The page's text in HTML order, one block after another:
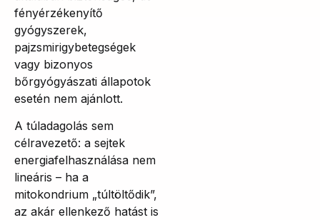
fényérzékenyítő
gyógyszerek,
pajzsmirigybetegségek
vagy bizonyos
bőrgyógyászati állapotok
esetén nem ajánlott.
A túladagolás sem
célravezető: a sejtek
energiafelhasználása nem
lineáris – ha a
mitokondrium „túltöltődik”,
az akár ellenkező hatást is